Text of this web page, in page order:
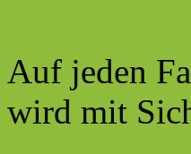
Auf jeden
wird mit